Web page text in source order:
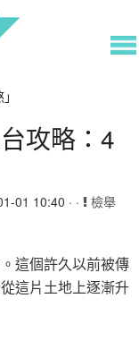
攻略：4
01 10:40 · · 檢舉
這個許久以前被傳
這片土地上逐漸升